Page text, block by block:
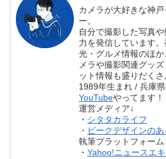
カメラが大好きな神
ー。
自分で撮影した写真
力を発信しています
光・グルメ情報のほ
メラや撮影関連グッ
ット情報も盛りだくさ
1989年生まれ / 兵庫
YouTubeやってます！
運営メディア↓
・ シタタカライフ
・ ピークデザインのあ
執筆プラットフォーム
・Yahoo!ニュースエ